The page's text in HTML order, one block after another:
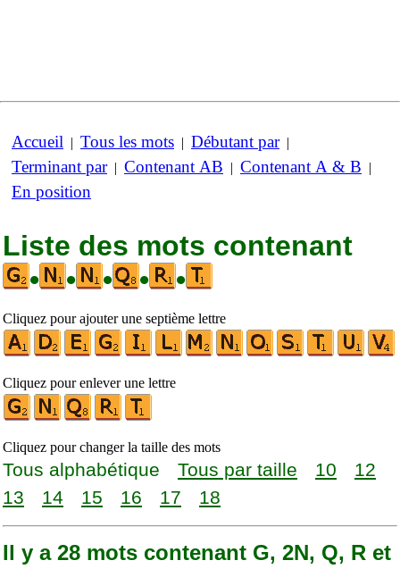
Accueil | Tous les mots | Débutant par|
Terminant par| Contenant AB | Contenant A & B |
En position
Liste des mots contenant
•
• • • •
Cliquez pour ajouter une septième lettre
Cliquez pour enlever une lettre
Cliquez pour changer la taille des mots
Tous alphabétique Tous par taille 10
12
13
14 15 16 17 18
Il y a 28 mots contenant G, 2N, Q, R et